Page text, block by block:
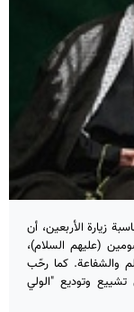
زيارة الأربعين، أن
(عليهم السلام)،
والشفاعة. كما رحّب
وتوديع "الولي